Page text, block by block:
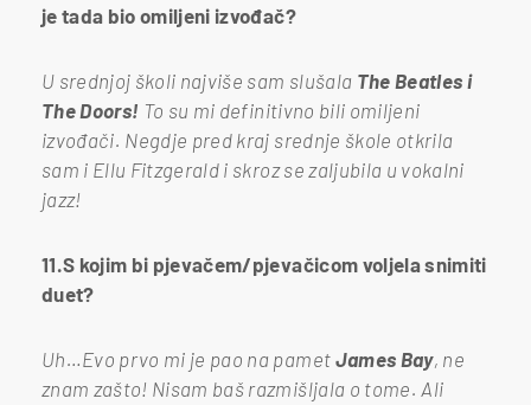
je tada bio omiljeni izvođač?
U srednjoj školi najviše sam slušala The Beatles i
The Doors! To su mi definitivno bili omiljeni
izvođači. Negdje pred kraj srednje škole otkrila
sam i Ellu Fitzgerald i skroz se zaljubila u vokalni
jazz!
11.S kojim bi pjevačem/pjevačicom voljela snimiti
duet?
Uh…Evo prvo mi je pao na pamet James Bay, ne
znam zašto! Nisam baš razmišljala o tome. Ali